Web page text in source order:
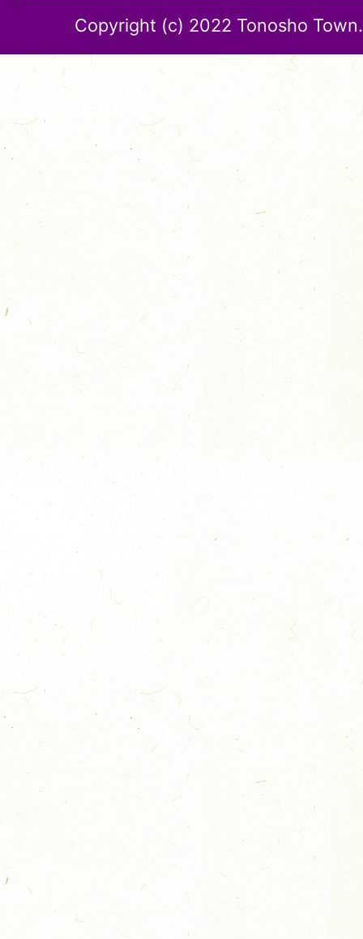
Copyright (c) 2022 Tonosho